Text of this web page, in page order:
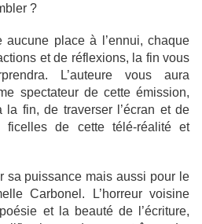
?
place à l’ennui, chaque
et de réflexions, la fin vous
L’auteure vous aura
spectateur de cette émission,
fin, de traverser l’écran et de
de cette télé-réalité et
sa puissance mais aussi pour le
Carbonel. L’horreur voisine
et la beauté de l’écriture,